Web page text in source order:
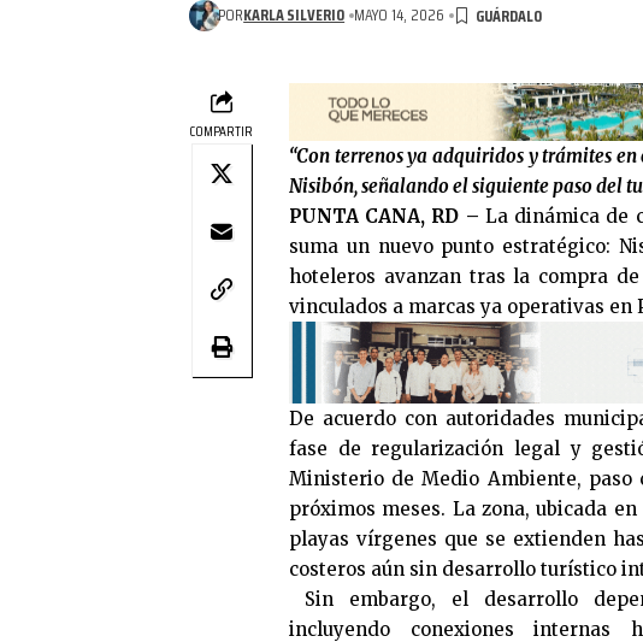
PORKARLA SILVERIO MAYO 14, 2026
COMPARTIR
“Con terrenos ya adquiridos y trámites
Nisibón, señalando el siguiente paso del
PUNTA CANA, RD – La dinámica de
suma un nuevo punto estratégico:
hoteleros avanzan tras la compra
vinculados a marcas ya operativas en
De acuerdo con autoridades
fase de regularización legal y
Ministerio de Medio Ambiente,
próximos meses. La zona, ubicada
playas vírgenes que se extienden
costeros aún sin desarrollo turístico
Sin embargo, el desarrollo
incluyendo conexiones